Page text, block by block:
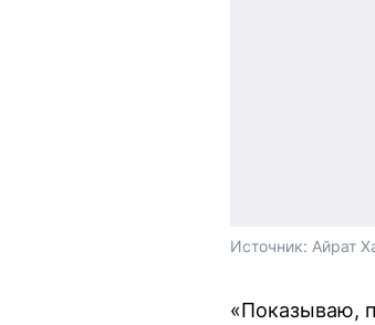
Источник: Айрат
«Показываю,